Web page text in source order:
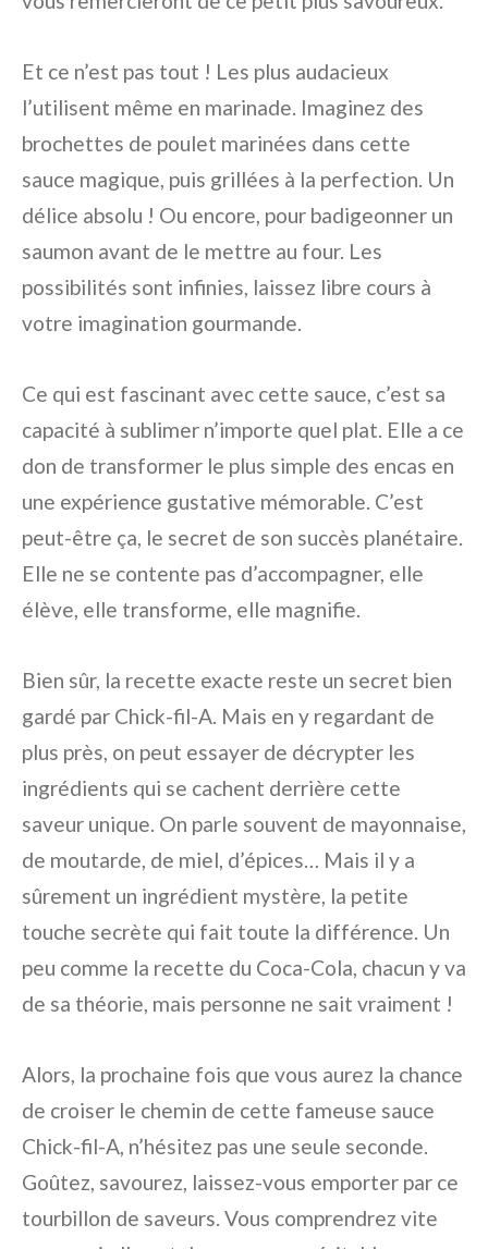
Et ce n’est pas tout ! Les plus audacieux
l’utilisent même en marinade. Imaginez des
brochettes de poulet marinées dans cette
sauce magique, puis grillées à la perfection. Un
délice absolu ! Ou encore, pour badigeonner un
saumon avant de le mettre au four. Les
possibilités sont infinies, laissez libre cours à
votre imagination gourmande.
Ce qui est fascinant avec cette sauce, c’est sa
capacité à sublimer n’importe quel plat. Elle a ce
don de transformer le plus simple des encas en
une expérience gustative mémorable. C’est
peut-être ça, le secret de son succès planétaire.
Elle ne se contente pas d’accompagner, elle
élève, elle transforme, elle magnifie.
Bien sûr, la recette exacte reste un secret bien
gardé par Chick-fil-A. Mais en y regardant de
plus près, on peut essayer de décrypter les
ingrédients qui se cachent derrière cette
saveur unique. On parle souvent de mayonnaise,
de moutarde, de miel, d’épices… Mais il y a
sûrement un ingrédient mystère, la petite
touche secrète qui fait toute la différence. Un
peu comme la recette du Coca-Cola, chacun y va
de sa théorie, mais personne ne sait vraiment !
Alors, la prochaine fois que vous aurez la chance
de croiser le chemin de cette fameuse sauce
Chick-fil-A, n’hésitez pas une seule seconde.
Goûtez, savourez, laissez-vous emporter par ce
tourbillon de saveurs. Vous comprendrez vite